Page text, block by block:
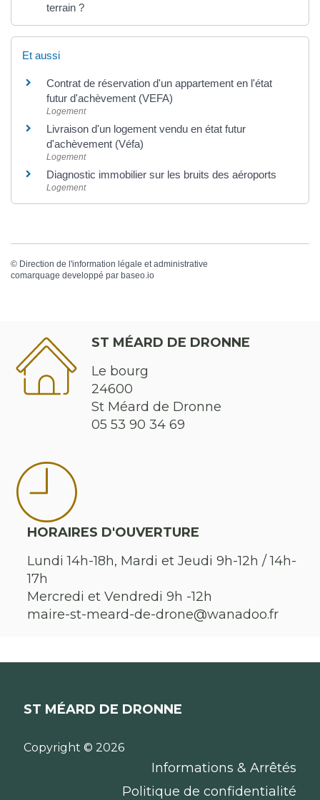
terrain ?
Et aussi
Contrat de réservation d'un appartement en l'état
futur d'achèvement (VEFA)
Logement
Livraison d'un logement vendu en état futur
d'achèvement (Véfa)
Logement
Diagnostic immobilier sur les bruits des aéroports
Logement
© Direction de l'information légale et administrative
comarquage developpé par baseo.io
ST MÉARD DE DRONNE
Le bourg
24600
St Méard de Dronne
05 53 90 34 69
HORAIRES D'OUVERTURE
Lundi 14h-18h, Mardi et Jeudi 9h-12h / 14h-
17h
Mercredi et Vendredi 9h -12h
maire-st-meard-de-drone@wanadoo.fr
ST MÉARD DE DRONNE
Copyright © 2026
Informations & Arrêtés
Politique de confidentialité